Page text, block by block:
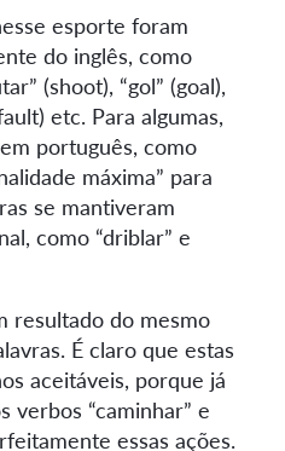
esporte foram
do inglês, como
(shoot), “gol” (goal),
etc. Para algumas,
português, como
máxima” para
se mantiveram
como “driblar” e
resultado do mesmo
É claro que estas
aceitáveis, porque já
verbos “caminhar” e
essas ações.